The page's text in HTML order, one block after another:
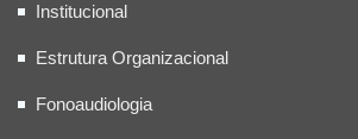
Institucional
Estrutura Organizacional
Fonoaudiologia